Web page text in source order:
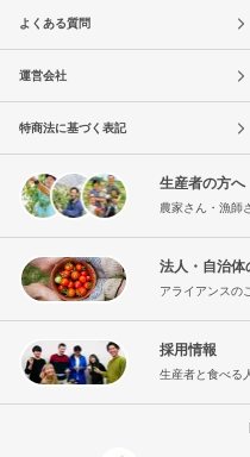
よくある質問
運営会社
特商法に基づく表記
生産者の方へ
農家さん・漁師
法人・自治体
アライアンスの
採用情報
生産者と食べる